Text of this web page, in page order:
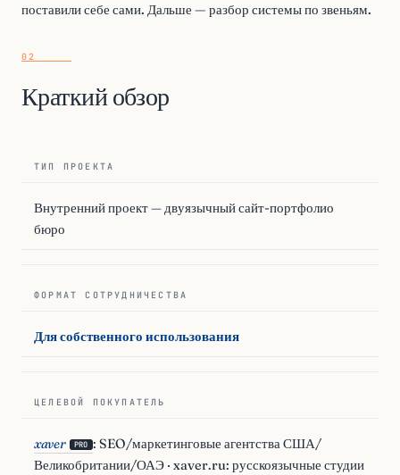
поставили себе сами. Дальше — разбор системы по звеньям.
Краткий обзор
ТИП ПРОЕКТА
Внутренний проект — двуязычный сайт-портфолио
бюро
ФОРМАТ СОТРУДНИЧЕСТВА
Для собственного использования
ЦЕЛЕВОЙ ПОКУПАТЕЛЬ
xaver PRO : SEO/маркетинговые агентства США/
Великобритании/ОАЭ · xaver.ru: русскоязычные студии